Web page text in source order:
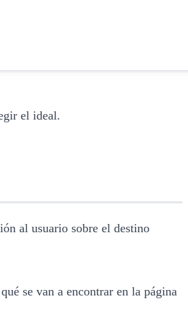
el ideal.
al usuario sobre el destino
se van a encontrar en la página